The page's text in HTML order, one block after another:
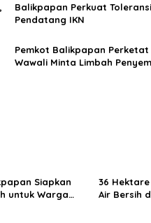
Balikpapan Perkuat
Pendatang IKN
Pemkot Balikpapan
Wawali Minta Limbah
Siapkan
untuk Warga
36
Air Bersih